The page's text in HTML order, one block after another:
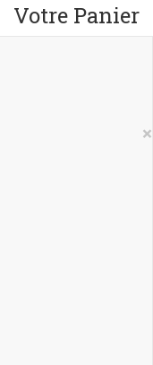
Votre Panier
×